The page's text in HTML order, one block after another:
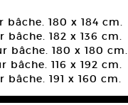
180 x 184 cm.
182 x 136 cm.
bâche. 180 x 180 cm.
bâche. 116 x 192 cm.
191 x 160 cm.